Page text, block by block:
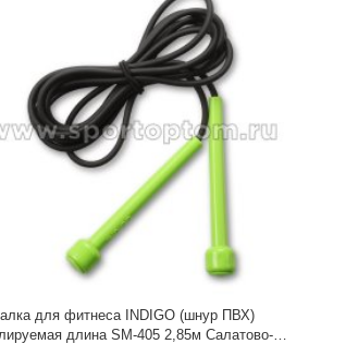
для фитнеса INDIGO (шнур ПВХ)
длина SM-405 2,85м Салатово-